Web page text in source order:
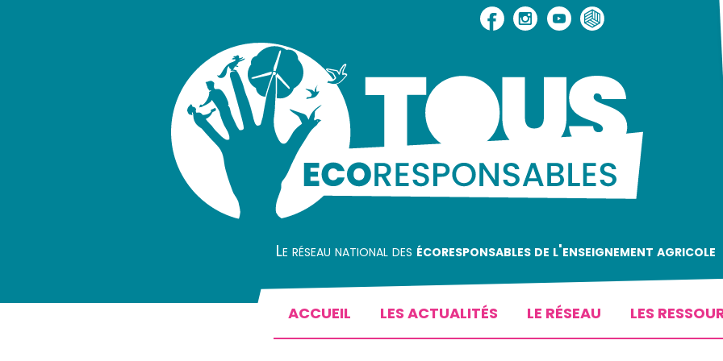
Le réseau national des écoresponsables de l'enseignement agricole
ACCUEIL LES ACTUALITÉS LE RÉSEAU LES